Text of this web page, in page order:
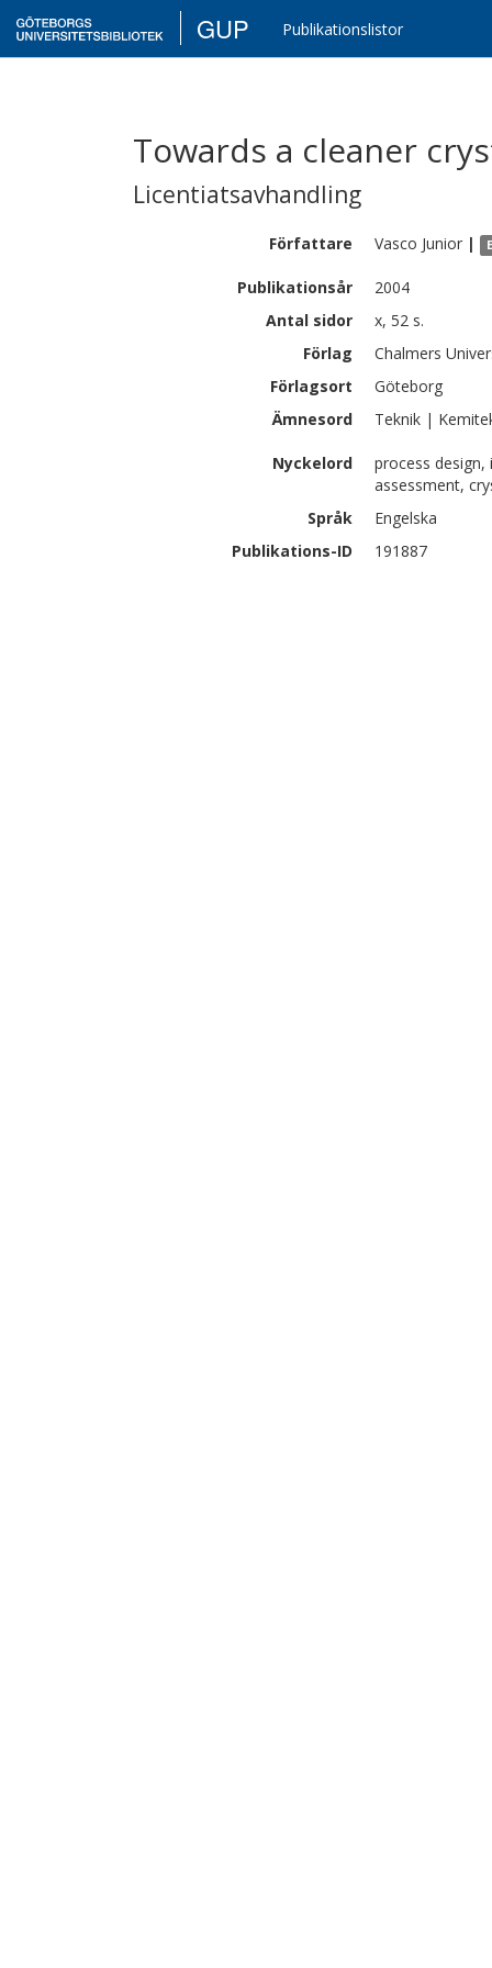
GUP Publikationslistor
Towards a cleaner
Licentiatsavhandling
Författare Vasco Junior |
Publikationsår
2004
Antal sidor
x, 52 s.
Förlag
Chalmers
Förlagsort
Göteborg
Ämnesord
Teknik |
Nyckelord
process
assessment,
Språk
Engelska
Publikations-ID
191887